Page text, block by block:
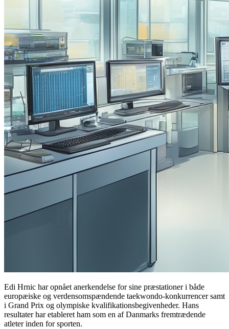
Edi Hrnic har opnået anerkendelse for sine præstationer i både
europæiske og verdensomspændende taekwondo-konkurrencer samt
i Grand Prix og olympiske kvalifikationsbegivenheder. Hans
resultater har etableret ham som en af Danmarks fremtrædende
atleter inden for sporten.